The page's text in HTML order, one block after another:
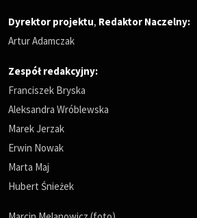
Dyrektor projektu, Redaktor Naczelny:
Artur Adamczak
Zespół redakcyjny:
Franciszek Bryska
Aleksandra Wróblewska
Marek Jerzak
Erwin Nowak
Marta Maj
Hubert Śnieżek